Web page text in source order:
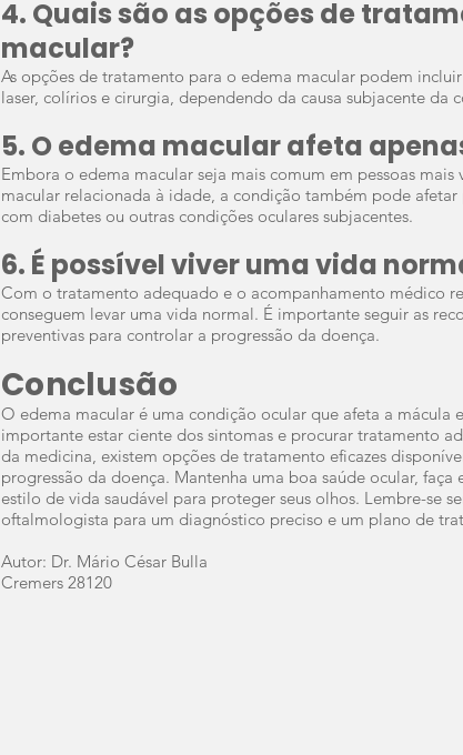
4. Quais são as opções de
macular?
As opções de tratamento para o edema macular podem
laser, colírios e cirurgia, dependendo da causa subjacente da
5. O edema macular afeta
Embora o edema macular seja mais comum em pessoas
macular relacionada à idade, a condição também pode afetar
com diabetes ou outras condições oculares subjacentes.
6. É possível viver uma vida nor
Com o tratamento adequado e o acompanhamento médico
conseguem levar uma vida normal. É importante seguir as
preventivas para controlar a progressão da doença.
Conclusão
O edema macular é uma condição ocular que afeta a mácula
importante estar ciente dos sintomas e procurar tratamento
da medicina, existem opções de tratamento eficazes
progressão da doença. Mantenha uma boa saúde ocular,
estilo de vida saudável para proteger seus olhos. Lembre-se
oftalmologista para um diagnóstico preciso e um plano de
Autor: Dr. Mário César Bulla
Cremers 28120